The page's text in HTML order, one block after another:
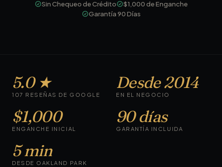
Sin Chequeo de Crédito
$1,000 de Enganche
Garantía 90 Días
5.0 ★
107 RESEÑAS DE GOOGLE
Desde 2014
EN EL NEGOCIO
$1,000
ENGANCHE INICIAL
90 días
GARANTÍA INCLUIDA
5 min
DESDE OAKLAND PARK